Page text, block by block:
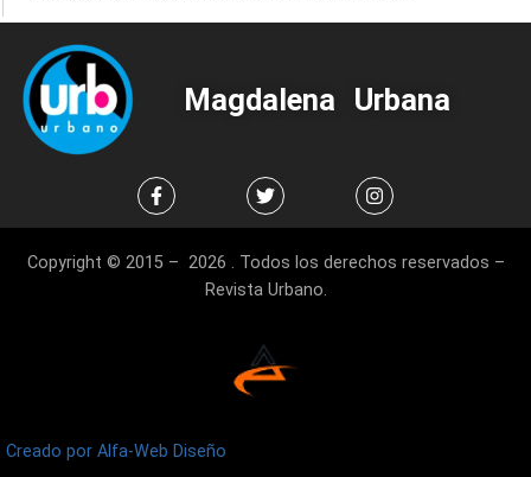
Magdalena Urbana
Copyright © 2015 – 2026 . Todos los derechos reservados –
Revista Urbano.
Creado por Alfa-Web Diseño